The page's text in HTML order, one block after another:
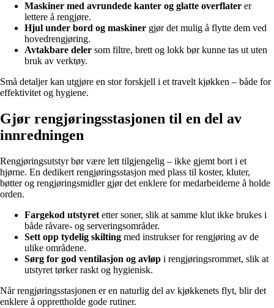
Maskiner med avrundede kanter og glatte overflater er
lettere å rengjøre.
Hjul under bord og maskiner gjør det mulig å flytte dem ved
hovedrengjøring.
Avtakbare deler som filtre, brett og lokk bør kunne tas ut uten
bruk av verktøy.
Små detaljer kan utgjøre en stor forskjell i et travelt kjøkken – både for
effektivitet og hygiene.
Gjør rengjøringsstasjonen til en del av
innredningen
Rengjøringsutstyr bør være lett tilgjengelig – ikke gjemt bort i et
hjørne. En dedikert rengjøringsstasjon med plass til koster, kluter,
bøtter og rengjøringsmidler gjør det enklere for medarbeiderne å holde
orden.
Fargekod utstyret etter soner, slik at samme klut ikke brukes i
både råvare- og serveringsområder.
Sett opp tydelig skilting med instrukser for rengjøring av de
ulike områdene.
Sørg for god ventilasjon og avløp i rengjøringsrommet, slik at
utstyret tørker raskt og hygienisk.
Når rengjøringsstasjonen er en naturlig del av kjøkkenets flyt, blir det
enklere å opprettholde gode rutiner.